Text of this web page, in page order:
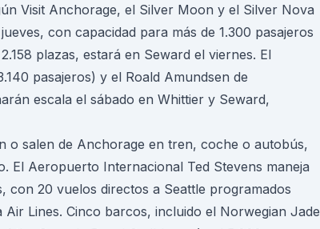
Visit Anchorage, el Silver Moon y el Silver Nova
con capacidad para más de 1.300 pasajeros
plazas, estará en Seward el viernes. El
pasajeros) y el Roald Amundsen de
escala el sábado en Whittier y Seward,
o salen de Anchorage en tren, coche o autobús,
El Aeropuerto Internacional Ted Stevens maneja
con 20 vuelos directos a Seattle programados
Lines. Cinco barcos, incluido el Norwegian Jade